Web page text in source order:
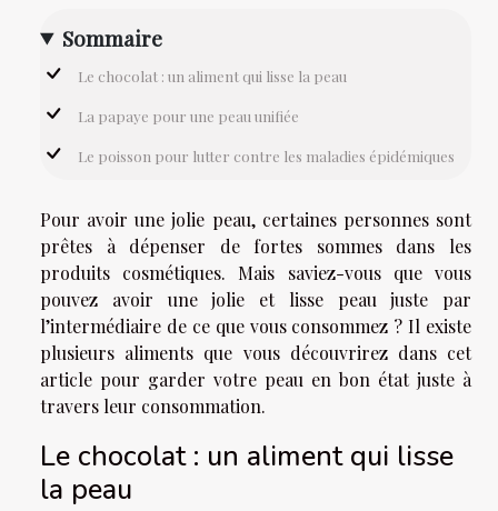
Sommaire
Le chocolat : un aliment qui lisse la peau
La papaye pour une peau unifiée
Le poisson pour lutter contre les maladies épidémiques
Pour avoir une jolie peau, certaines personnes sont
prêtes à dépenser de fortes sommes dans les
produits cosmétiques. Mais saviez-vous que vous
pouvez avoir une jolie et lisse peau juste par
l’intermédiaire de ce que vous consommez ? Il existe
plusieurs aliments que vous découvrirez dans cet
article pour garder votre peau en bon état juste à
travers leur consommation.
Le chocolat : un aliment qui lisse
la peau